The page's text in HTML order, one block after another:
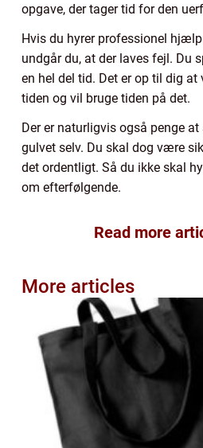
opgave, der tager tid for den
Hvis du hyrer professionel
undgår du, at der laves fejl. Du
en hel del tid. Det er op til dig at
tiden og vil bruge tiden på det.
Der er naturligvis også penge
gulvet selv. Du skal dog være
det ordentligt. Så du ikke skal
om efterfølgende.
Read more
More articles